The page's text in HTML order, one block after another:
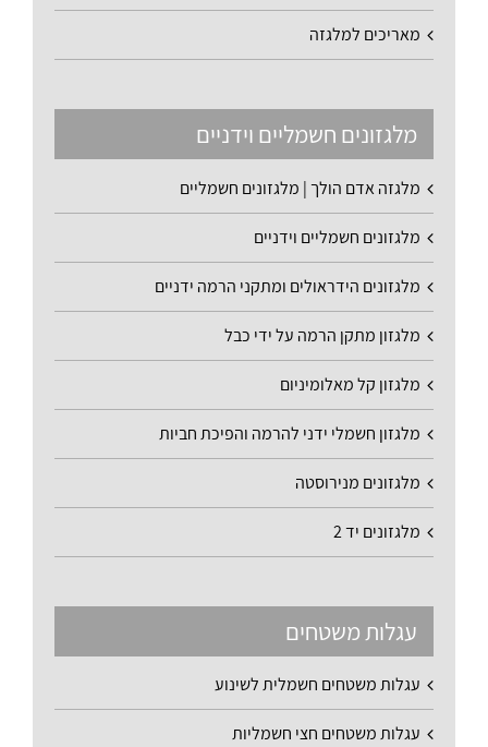
מאריכים למלגזה
מלגזונים חשמליים וידניים
מלגזה אדם הולך | מלגזונים חשמליים
מלגזונים חשמליים וידניים
מלגזונים הידראולים ומתקני הרמה ידניים
מלגזון מתקן הרמה על ידי כבל
מלגזון קל מאלומיניום
מלגזון חשמלי ידני להרמה והפיכת חביות
מלגזונים מנירוסטה
מלגזונים יד 2
עגלות משטחים
עגלות משטחים חשמלית לשינוע
עגלות משטחים חצי חשמליות